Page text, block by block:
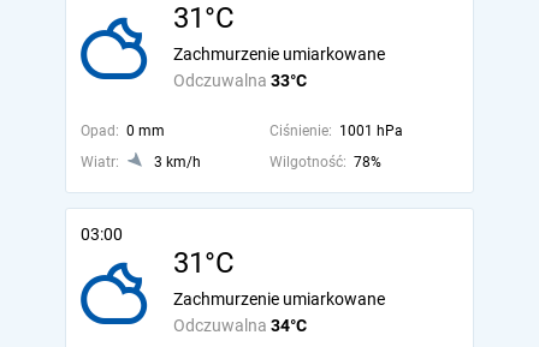
31°C
Odczuwalna 33°C
Zachmurzenie umiarkowane
Opad: 0 mm Ciśnienie: 1001 hPa
Wiatr:
3 km/h Wilgotność: 78%
03:00
31°C
Odczuwalna 34°C
Zachmurzenie umiarkowane